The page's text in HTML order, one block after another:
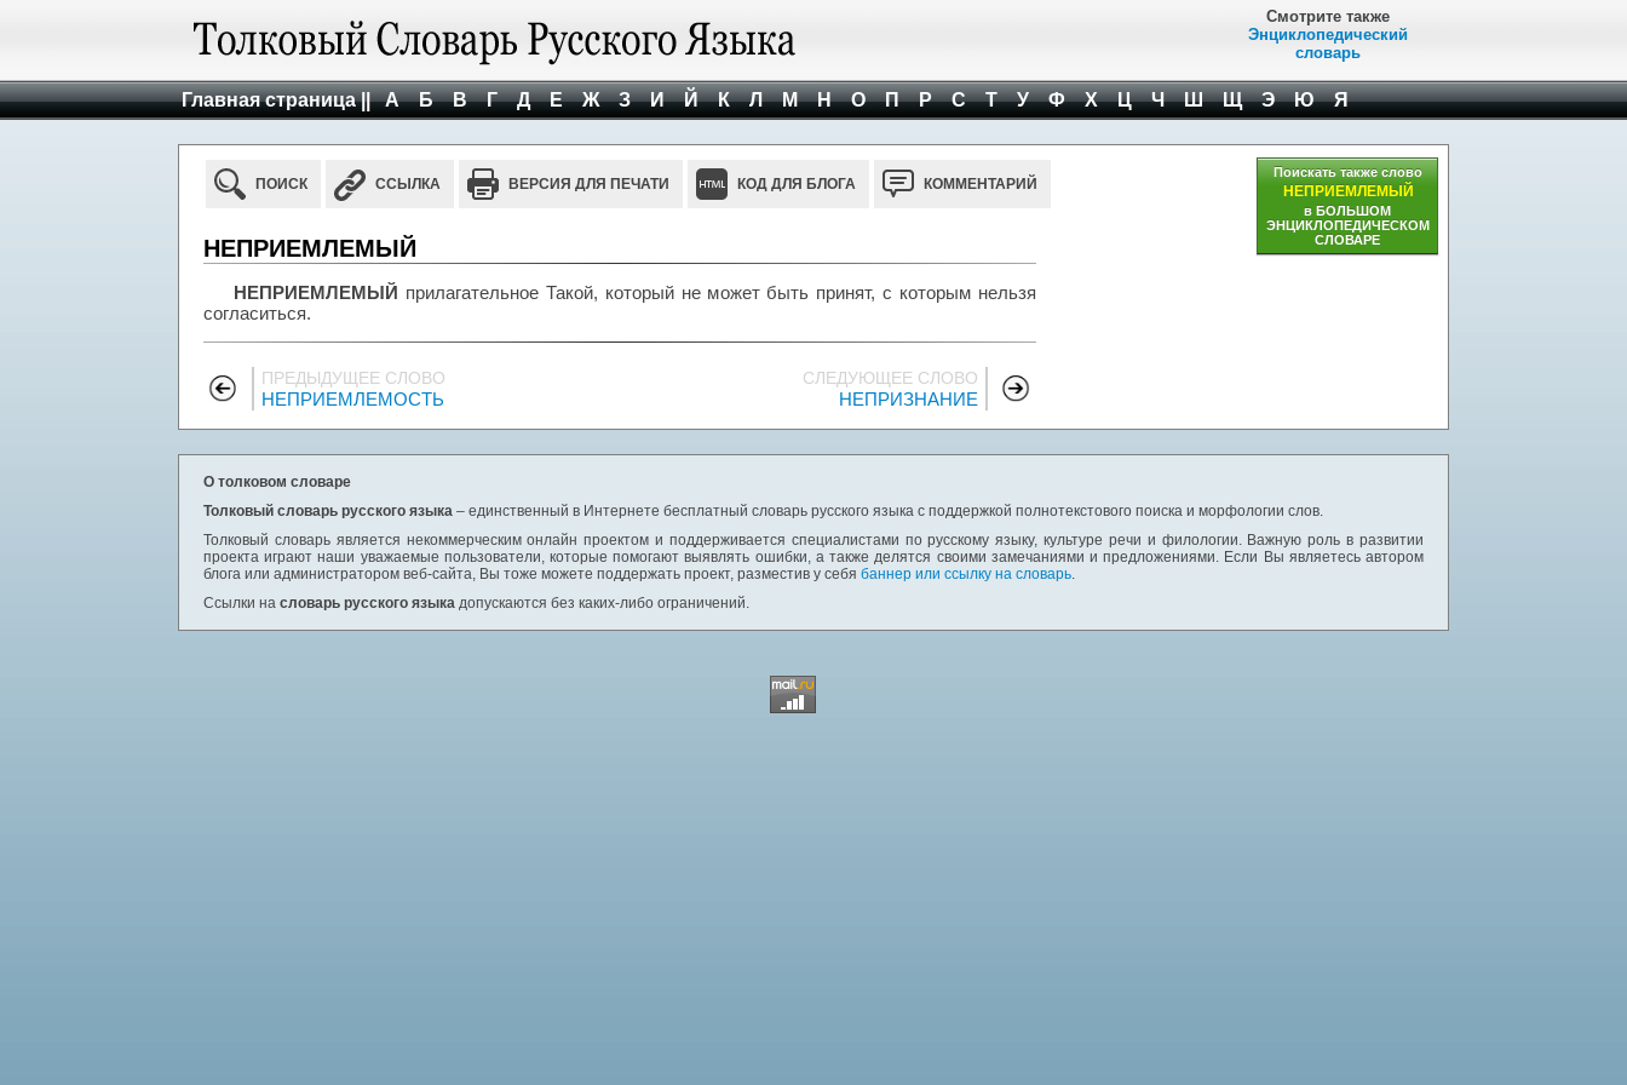
Смотрите также
Энциклопедический
словарь
Главная страница || А Б В Г Д Е Ж З И Й К Л М Н О П Р С Т У Ф Х Ц Ч Ш Щ Э Ю Я
ПОИСК ССЫЛКА ВЕРСИЯ ДЛЯ ПЕЧАТИ КОД ДЛЯ БЛОГА КОММЕНТАРИЙ
НЕПРИЕМЛЕМЫЙ
НЕПРИЕМЛЕМЫЙ прилагательное Такой, который не может быть принят, с которым нельзя
согласиться.
ПРЕДЫДУЩЕЕ СЛОВО
НЕПРИЕМЛЕМОСТЬ
СЛЕДУЮЩЕЕ СЛОВО
НЕПРИЗНАНИЕ
Поискать также слово
НЕПРИЕМЛЕМЫЙ
в БОЛЬШОМ
ЭНЦИКЛОПЕДИЧЕСКОМ
СЛОВАРЕ
О толковом словаре
Толковый словарь русского языка – единственный в Интернете бесплатный словарь русского языка с поддержкой полнотекстового поиска и морфологии слов.
Толковый словарь является некоммерческим онлайн проектом и поддерживается специалистами по русскому языку, культуре речи и филологии. Важную роль в развитии
проекта играют наши уважаемые пользователи, которые помогают выявлять ошибки, а также делятся своими замечаниями и предложениями. Если Вы являетесь автором
блога или администратором веб-сайта, Вы тоже можете поддержать проект, разместив у себя баннер или ссылку на словарь.
Ссылки на словарь русского языка допускаются без каких-либо ограничений.